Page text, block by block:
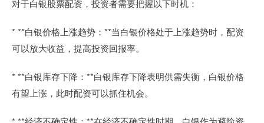
对于白银股票配资，投资者需要把握以下时机：
* **白银价格上涨趋势：**当白银价格处于上涨趋势时，配资
可以放大收益，提高投资回报率。
* **白银库存下降：**白银库存下降表明供需失衡，白银价格
有望上涨，此时配资可以抓住机会。